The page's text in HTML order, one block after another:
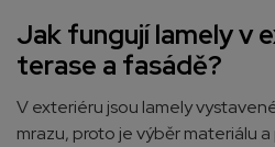
Jak fungují lamely v
terase a fasádě?
V exteriéru jsou lamely
mrazu, proto je výběr materiálu